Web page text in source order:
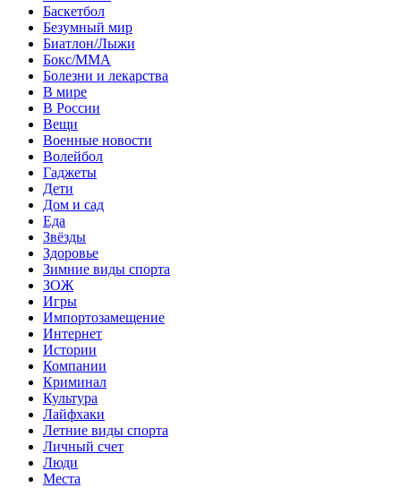
Баскетбол
Безумный мир
Биатлон/Лыжи
Бокс/MMA
Болезни и лекарства
В мире
В России
Вещи
Военные новости
Волейбол
Гаджеты
Дети
Дом и сад
Еда
Звёзды
Здоровье
Зимние виды спорта
ЗОЖ
Игры
Импортозамещение
Интернет
Истории
Компании
Криминал
Культура
Лайфхаки
Летние виды спорта
Личный счет
Люди
Места